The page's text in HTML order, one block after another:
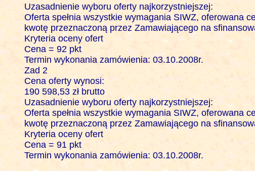
Uzasadnienie wyboru oferty najkorzystniejszej:
Oferta spełnia wszystkie wymagania SIWZ, oferowana
kwotę przeznaczoną przez Zamawiającego na
Kryteria oceny ofert
Cena = 92 pkt
Termin wykonania zamówienia: 03.10.2008r.
Zad 2
Cena oferty wynosi:
190 598,53 zł brutto
Uzasadnienie wyboru oferty najkorzystniejszej:
Oferta spełnia wszystkie wymagania SIWZ, oferowana
kwotę przeznaczoną przez Zamawiającego na
Kryteria oceny ofert
Cena = 91 pkt
Termin wykonania zamówienia: 03.10.2008r.